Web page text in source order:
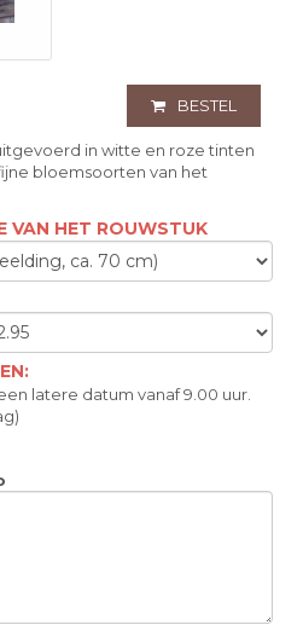
BESTEL
in witte en roze tinten
bloemsoorten van het
VAN HET ROUWSTUK
latere datum vanaf 9.00 uur.